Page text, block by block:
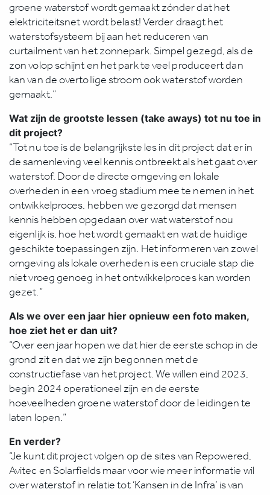
groene waterstof wordt gemaakt zónder dat het
elektriciteitsnet wordt belast! Verder draagt het
waterstofsysteem bij aan het reduceren van
curtailment van het zonnepark. Simpel gezegd, als de
zon volop schijnt en het park te veel produceert dan
kan van de overtollige stroom ook waterstof worden
gemaakt.”
Wat zijn de grootste lessen (take aways) tot nu toe in
dit project?
“Tot nu toe is de belangrijkste les in dit project dat er in
de samenleving veel kennis ontbreekt als het gaat over
waterstof. Door de directe omgeving en lokale
overheden in een vroeg stadium mee te nemen in het
ontwikkelproces, hebben we gezorgd dat mensen
kennis hebben opgedaan over wat waterstof nou
eigenlijk is, hoe het wordt gemaakt en wat de huidige
geschikte toepassingen zijn. Het informeren van zowel
omgeving als lokale overheden is een cruciale stap die
niet vroeg genoeg in het ontwikkelproces kan worden
gezet.”
Als we over een jaar hier opnieuw een foto maken,
hoe ziet het er dan uit?
“Over een jaar hopen we dat hier de eerste schop in de
grond zit en dat we zijn begonnen met de
constructiefase van het project. We willen eind 2023,
begin 2024 operationeel zijn en de eerste
hoeveelheden groene waterstof door de leidingen te
laten lopen.”
En verder?
“Je kunt dit project volgen op de sites van Repowered,
Avitec en Solarfields maar voor wie meer informatie wil
over waterstof in relatie tot ‘Kansen in de Infra’ is van